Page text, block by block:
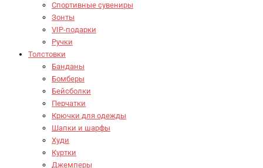
Спортивные сувениры
Зонты
VIP-подарки
Ручки
Толстовки
Банданы
Бомберы
Бейсболки
Перчатки
Крючки для одежды
Шапки и шарфы
Худи
Куртки
Джемперы